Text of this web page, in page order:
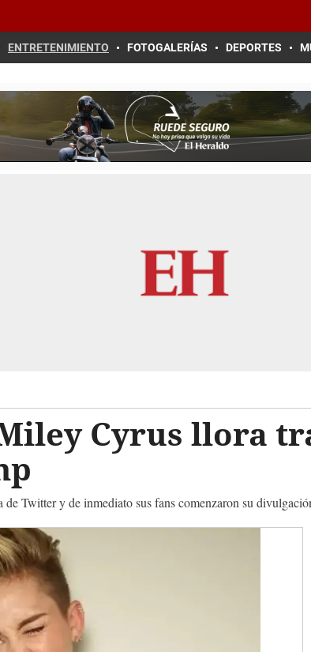
ENTRETENIMIENTO FOTOGALERÍAS DEPORTES
Cyrus llora
Twitter y de inmediato sus fans comenzaron su